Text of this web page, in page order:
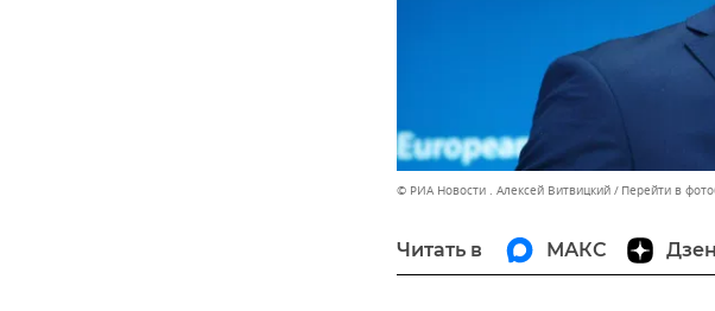
© РИА Новости . Алексей Витвицкий Перейти в
Читать в МАКС Дзен